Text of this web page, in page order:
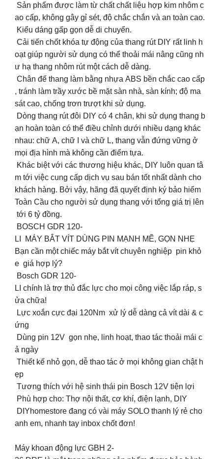
️ Sản phẩm được làm từ chất chất liệu hợp kim nhôm c
ao cấp, không gây gỉ sét, độ chắc chắn và an toàn cao.
Kiểu dáng gấp gọn dễ di chuyển.
️ Cải tiến chốt khóa tự động của thang rút DIY rất linh h
oạt giúp người sử dụng có thể thoải mái nâng cũng nh
ư hạ thang nhôm rút một cách dễ dàng.
️ Chân đế thang làm bằng nhựa ABS bền chắc cao cấp
, tránh làm trầy xước bề mặt sàn nhà, sàn kính; độ ma
sát cao, chống trơn trượt khi sử dụng.
️ Dòng thang rút đôi DIY có 4 chân, khi sử dụng thang b
ạn hoàn toàn có thể điều chỉnh dưới nhiều dạng khác
nhau: chữ A, chữ I và chữ L, thang vẫn đứng vững ở
mọi địa hình mà không cần điểm tựa.
Khác biệt với các thương hiệu khác, DIY luôn quan tâ
m tới việc cung cấp dịch vụ sau bán tốt nhất dành cho
khách hàng. Bởi vậy, hãng đã quyết định ký bảo hiểm
Toàn Cầu cho người sử dụng thang với tổng giá trị lên
tới 6 tỷ đồng.
BOSCH GDR 120-
LI MÁY BẮT VÍT DÙNG PIN MẠNH MẼ, GỌN NHẸ
Bạn cần một chiếc máy bắt vít chuyên nghiệp pin khỏ
e giá hợp lý?
Bosch GDR 120-
LI chính là trợ thủ đắc lực cho mọi công việc lắp ráp, s
ửa chữa!
️ Lực xoắn cực đại 120Nm xử lý dễ dàng cả vít dài & c
ứng
Dùng pin 12V gọn nhẹ, linh hoạt, thao tác thoải mái c
ả ngày
Thiết kế nhỏ gọn, dễ thao tác ở mọi không gian chật h
ẹp
Tương thích với hệ sinh thái pin Bosch 12V tiện lợi
Phù hợp cho: Thợ nội thất, cơ khí, điện lạnh, DIY
DIYhomestore đang có vài máy SOLO thanh lý rẻ cho
anh em, nhanh tay inbox chốt đơn!
Máy khoan động lực GBH 2-